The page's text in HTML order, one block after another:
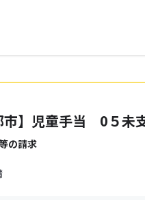
市】児童手当 0５未
の請求